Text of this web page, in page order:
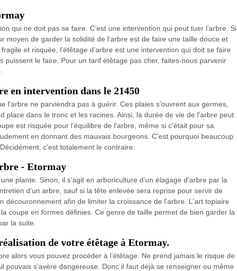
qui ne doit pas se faire. C’est une intervention qui peut tuer l’arbre. Si
moyen de garder la solidité de l'arbre est de faire une taille douce et
et risquée, l’étêtage d’arbre est une intervention qui doit se faire
puissent le faire. Pour un tarif étêtage pas cher, faites-nous parvenir
en intervention dans le 21450
l'arbre ne parviendra pas à guérir. Ces plaies s’ouvrent aux germes,
place dans le tronc et les racines. Ainsi, la durée de vie de l'arbre peut
est risquée pour l’équilibre de l'arbre, même si c'était pour sa
en donnant des mauvais bourgeons. C'est pourquoi beaucoup
c'est totalement le contraire.
- Etormay
plante. Sinon, il s’agit en arboriculture d’un élagage d'arbre par la
d’un arbre, sauf si la tête enlevée sera reprise pour servir de
découronnement afin de limiter la croissance de l'arbre. L'art topiaire
coupe en formes définies. Ce genre de taille permet de bien garder la
la suite.
de votre étêtage à Etormay.
alors vous pouvez procéder à l’étêtage. Ne prend jamais le risque de
pouvais s’avère dangereuse. Donc il faut déjà se renseigner ou même